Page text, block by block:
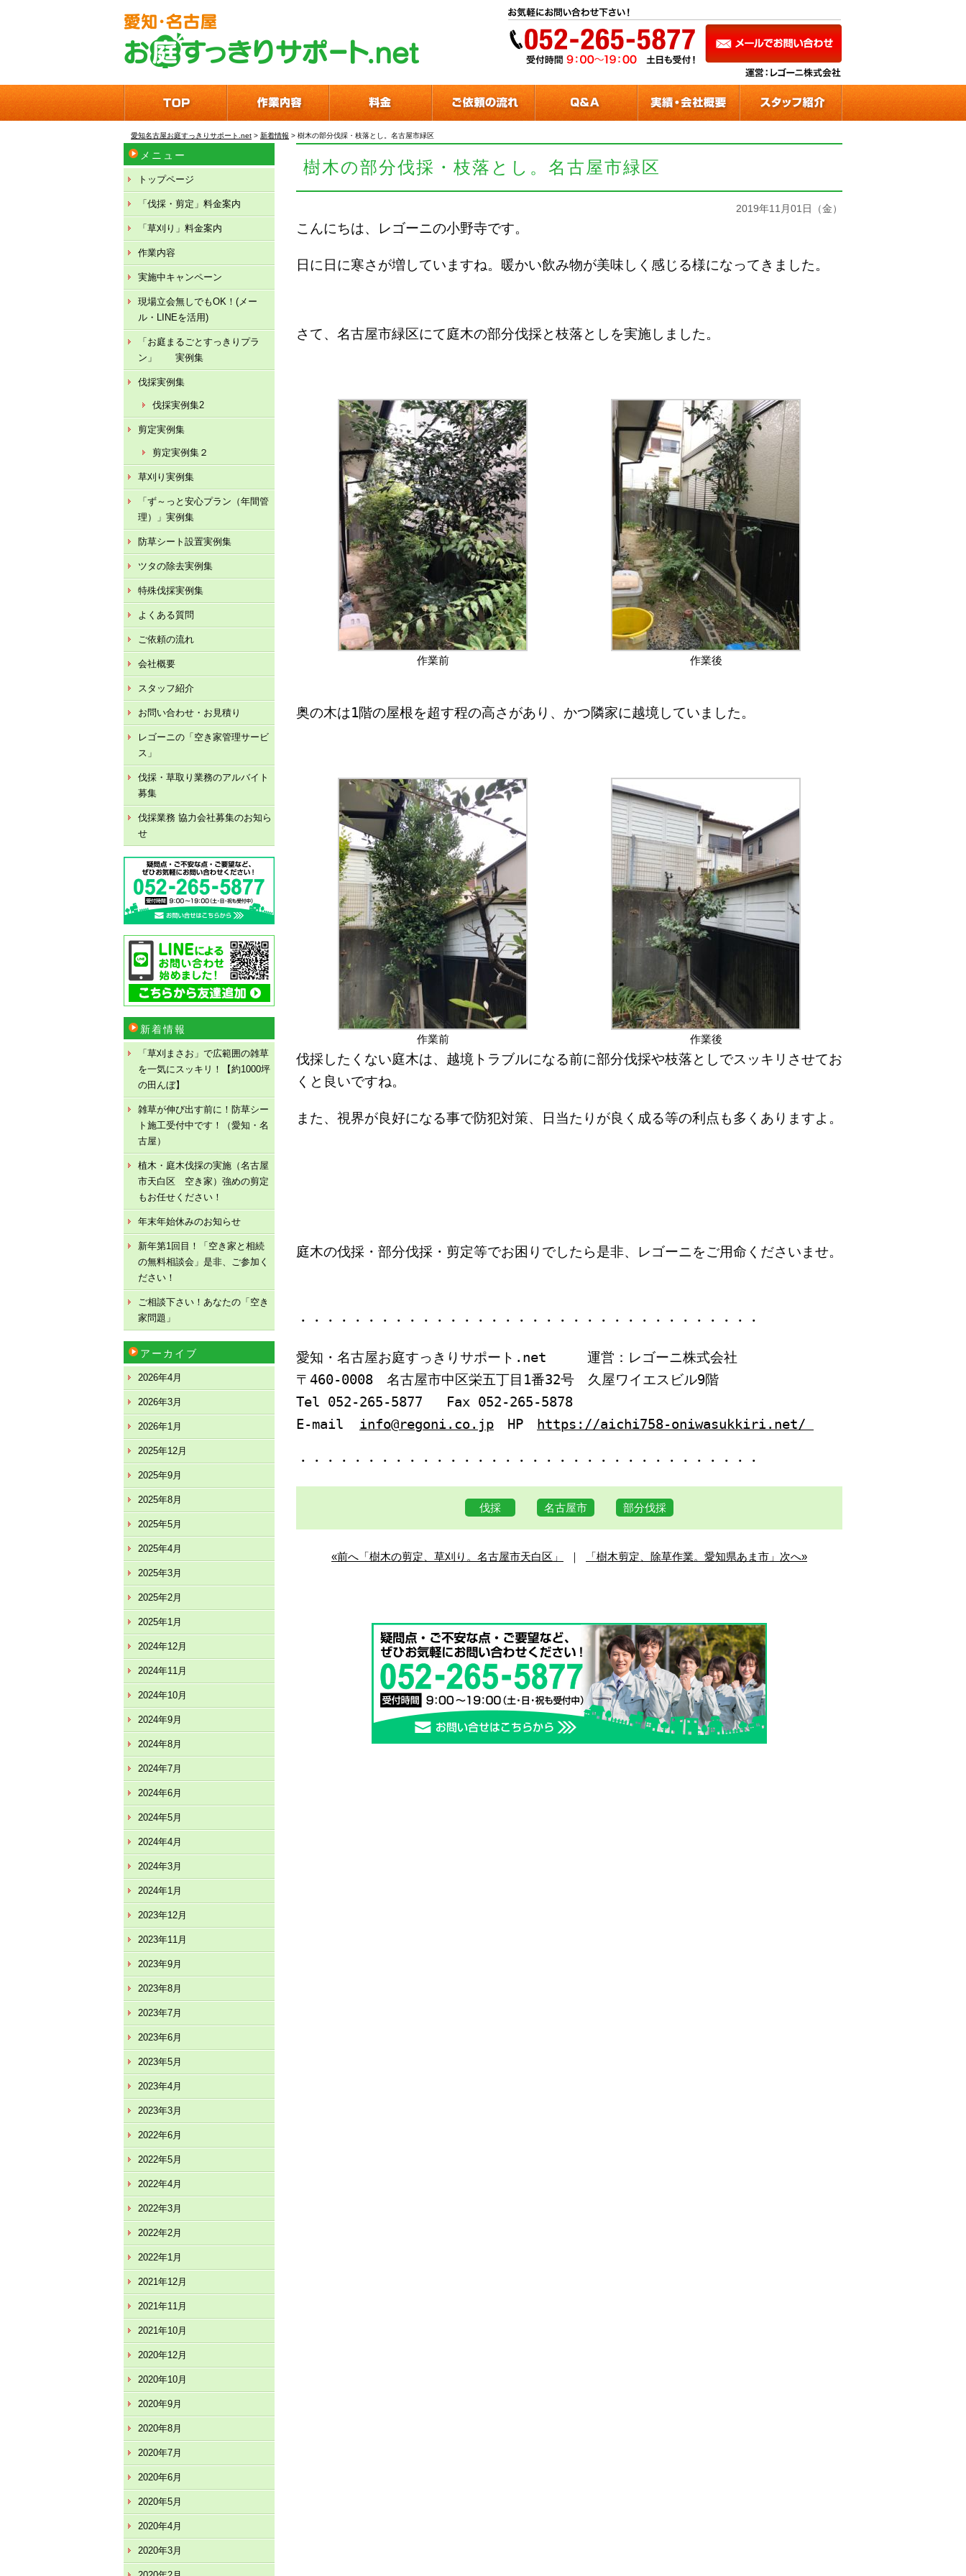
愛知名古屋お庭すっきりサポート.net > 新着情報 > 樹木の部分伐採・枝落とし。名古屋市緑区
樹木の部分伐採・枝落とし。名古屋市緑区
2019年11月01日（金）
こんにちは、レゴーニの小野寺です。
日に日に寒さが増していますね。暖かい飲み物が美味しく感じる様になってきました。
さて、名古屋市緑区にて庭木の部分伐採と枝落としを実施しました。
作業前 作業後
奥の木は1階の屋根を超す程の高さがあり、かつ隣家に越境していました。
作業前 作業後
伐採したくない庭木は、越境トラブルになる前に部分伐採や枝落としでスッキリさせてお
くと良いですね。
また、視界が良好になる事で防犯対策、日当たりが良く成る等の利点も多くありますよ。
庭木の伐採・部分伐採・剪定等でお困りでしたら是非、レゴーニをご用命くださいませ。
・・・・・・・・・・・・・・・・・・・・・・・・・・・・・・・・・・
愛知・名古屋お庭すっきりサポート.net 運営：レゴーニ株式会社
〒460-0008 名古屋市中区栄五丁目1番32号 久屋ワイエスビル9階
Tel 052-265-5877 Fax 052-265-5878
E-mail info@regoni.co.jp HP https://aichi758-oniwasukkiri.net/
・・・・・・・・・・・・・・・・・・・・・・・・・・・・・・・・・・
伐採 名古屋市 部分伐採
«前へ「樹木の剪定、草刈り。名古屋市天白区」 ｜ 「樹木剪定、除草作業。愛知県あま市」次へ»
メニュー
トップページ
「伐採・剪定」料金案内
「草刈り」料金案内
作業内容
実施中キャンペーン
現場立会無しでもOK！(メー
ル・LINEを活用)
「お庭まるごとすっきりプラ
ン」 実例集
伐採実例集
伐採実例集2
剪定実例集
剪定実例集２
草刈り実例集
「ず～っと安心プラン（年間管
理）」実例集
防草シート設置実例集
ツタの除去実例集
特殊伐採実例集
よくある質問
ご依頼の流れ
会社概要
スタッフ紹介
お問い合わせ・お見積り
レゴーニの「空き家管理サービ
ス」
伐採・草取り業務のアルバイト
募集
伐採業務 協力会社募集のお知ら
せ
新着情報
「草刈まさお」で広範囲の雑草
を一気にスッキリ！【約1000坪
の田んぼ】
雑草が伸び出す前に！防草シー
ト施工受付中です！（愛知・名
古屋）
植木・庭木伐採の実施（名古屋
市天白区 空き家）強めの剪定
もお任せください！
年末年始休みのお知らせ
新年第1回目！「空き家と相続
の無料相談会」是非、ご参加く
ださい！
ご相談下さい！あなたの「空き
家問題」
アーカイブ
2026年4月
2026年3月
2026年1月
2025年12月
2025年9月
2025年8月
2025年5月
2025年4月
2025年3月
2025年2月
2025年1月
2024年12月
2024年11月
2024年10月
2024年9月
2024年8月
2024年7月
2024年6月
2024年5月
2024年4月
2024年3月
2024年1月
2023年12月
2023年11月
2023年9月
2023年8月
2023年7月
2023年6月
2023年5月
2023年4月
2023年3月
2022年6月
2022年5月
2022年4月
2022年3月
2022年2月
2022年1月
2021年12月
2021年11月
2021年10月
2020年12月
2020年10月
2020年9月
2020年8月
2020年7月
2020年6月
2020年5月
2020年4月
2020年3月